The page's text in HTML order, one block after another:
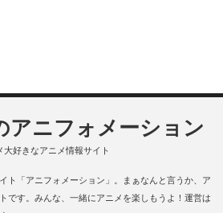
アニフォメーション
大好きなアニメ情報サイト
ト「アニフォメーション」。まぁなんと言うか、ア
です。みんな、一緒にアニメを楽しもうよ！運営は